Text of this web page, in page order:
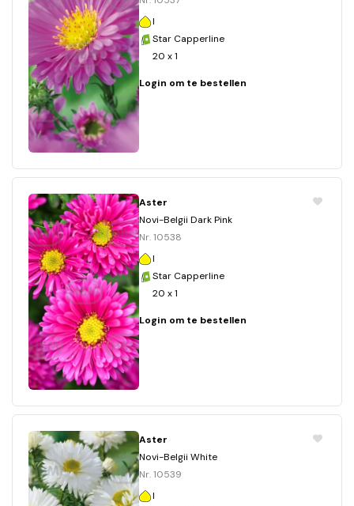
I
Star Capperline
20 x 1
Login om te bestellen
Aster
Novi-Belgii Dark Pink
Nr. 10538
I
Star Capperline
20 x 1
Login om te bestellen
Aster
Novi-Belgii White
Nr. 10539
I